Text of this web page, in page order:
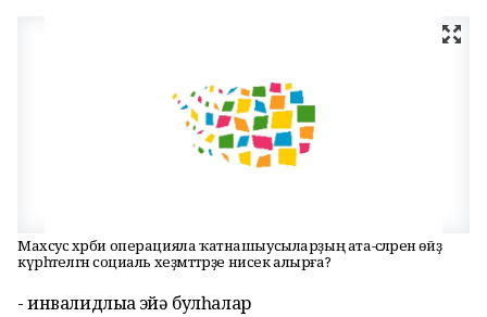
Махсус хәрби операцияла ҡатнашыусыларҙың ата-әсәләренә өйҙә
күрһәтелгән социаль хеҙмәттәрҙе нисек алырға?
- инвалидлыҡҡа эйә булһалар